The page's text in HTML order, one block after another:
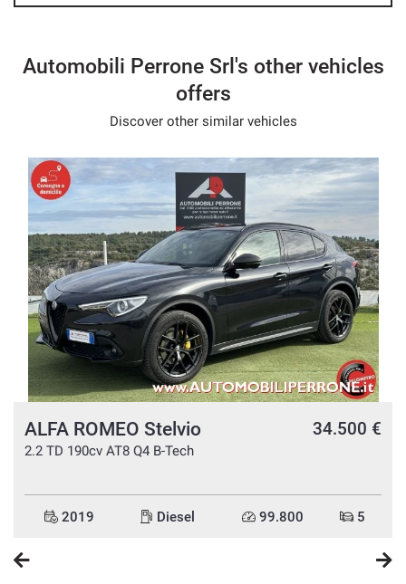
Leather steering wheel
Multifunction steering wheel
Automobili Perrone Srl's other vehicles
offers
Discover other similar vehicles
ALFA ROMEO Stelvio
2.2 TD 190cv AT8 Q4 B-Tech
34.500 €
2019 Diesel 99.800 5